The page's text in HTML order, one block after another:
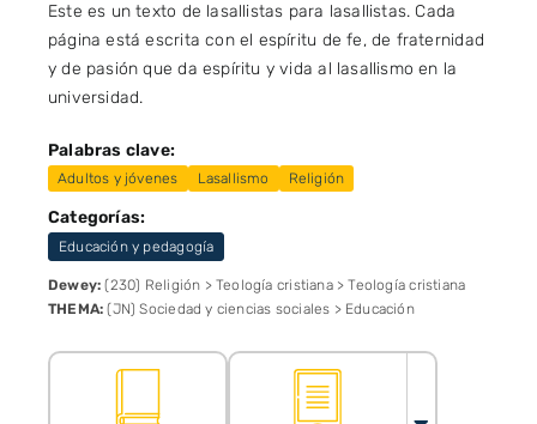
Este es un texto de lasallistas para lasallistas. Cada
página está escrita con el espíritu de fe, de fraternidad
y de pasión que da espíritu y vida al lasallismo en la
universidad.
Palabras clave:
Adultos y jóvenes Lasallismo Religión
Categorías:
Educación y pedagogía
Dewey: (230) Religión > Teología cristiana > Teología cristiana
THEMA: (JN) Sociedad y ciencias sociales > Educación